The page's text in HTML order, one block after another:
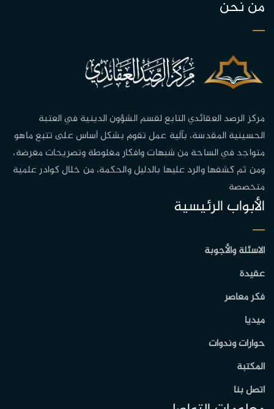
من نحن
مركز الرصد العقائدي التابع لقسم الشؤون الدينية في العتبة
الحسينية المقدسة، بآلية عمل تقوم بشكل أساس على تتبع ماهو
متواجد في الساحة من شبهات وافكار مغلوطة وتصريحات مغرضة،
ومن ثم كشفها والرد عليها بالدليل والحكمة، من خلال كوادر علمية
متخصصة
الأبواب الرئيسية
الاسئلة والأجوبة
عقيدة
فكر معاصر
ميديا
حوارات وندوات
المكتبة
اتصل بنا